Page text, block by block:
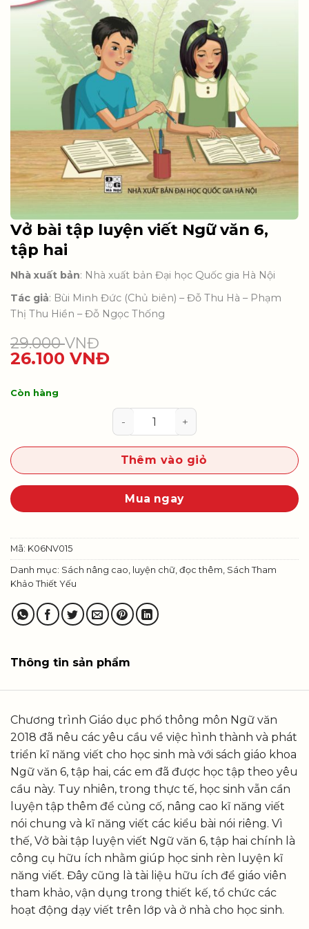
Vở bài tập luyện viết Ngữ văn 6,
tập hai
Nhà xuất bản: Nhà xuất bản Đại học Quốc gia Hà Nội
Tác giả: Bùi Minh Đức (Chủ biên) – Đỗ Thu Hà – Phạm
Thị Thu Hiền – Đỗ Ngọc Thống
29.000VNĐ
26.100 VNĐ
Còn hàng
Vở bài tập luyện viết Ngữ văn 6,
Thêm vào giỏ
Mua ngay
Mã: K06NV015
Danh mục: Sách nâng cao, luyện chữ, đọc thêm Sách Tham
Khảo Thiết Yếu
Thông tin sản phẩm
Chương trình Giáo dục phổ thông môn Ngữ văn
2018 đã nêu các yêu cầu về việc hình thành và phát
triển kĩ năng viết cho học sinh mà với sách giáo khoa
Ngữ văn 6, tập hai, các em đã được học tập theo yêu
cầu này. Tuy nhiên, trong thực tế, học sinh vẫn cần
luyện tập thêm để củng cố, nâng cao kĩ năng viết
nói chung và kĩ năng viết các kiểu bài nói riêng. Vì
thế, Vở bài tập luyện viết Ngữ văn 6, tập hai chính là
công cụ hữu ích nhằm giúp học sinh rèn luyện kĩ
năng viết. Đây cũng là tài liệu hữu ích để giáo viên
tham khảo, vận dụng trong thiết kế, tổ chức các
hoạt động dạy viết trên lớp và ở nhà cho học sinh.